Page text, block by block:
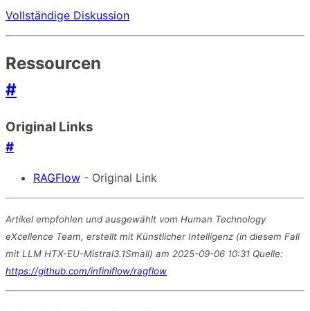
Vollständige Diskussion
Ressourcen
#
Original Links
#
RAGFlow - Original Link
Artikel empfohlen und ausgewählt vom Human Technology
eXcellence Team, erstellt mit Künstlicher Intelligenz (in diesem Fall
mit LLM HTX-EU-Mistral3.1Small) am 2025-09-06 10:31 Quelle:
https://github.com/infiniflow/ragflow